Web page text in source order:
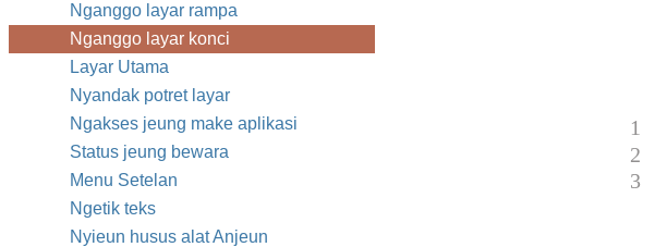
1
2
3
Nganggo layar rampa
Nganggo layar konci
Layar Utama
Nyandak potret layar
Ngakses jeung make aplikasi
Status jeung bewara
Menu Setelan
Ngetik teks
Nyieun husus alat Anjeun